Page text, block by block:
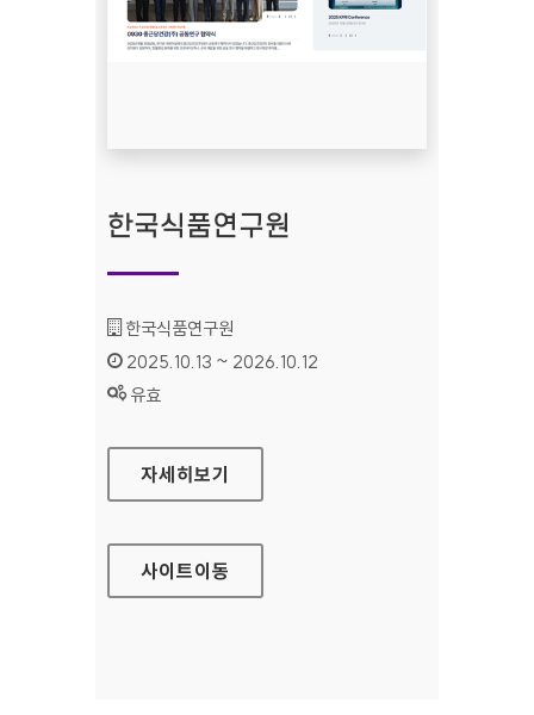
한국식품연구원
기관명 :
한국식품연구원
인증기간 :
2025.10.13 ~ 2026.10.12
상태 :
유효
한국식품연구원
자세히보기
사이트이동